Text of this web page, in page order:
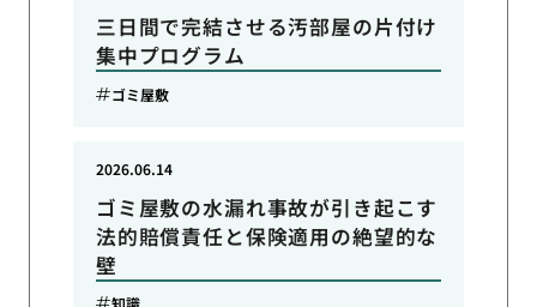
三日間で完結させる汚部屋の片付け
集中プログラム
ゴミ屋敷
ゴミ屋敷の水漏れ事故が引き起こす
法的賠償責任と保険適用の絶望的な
壁
2026.06.14